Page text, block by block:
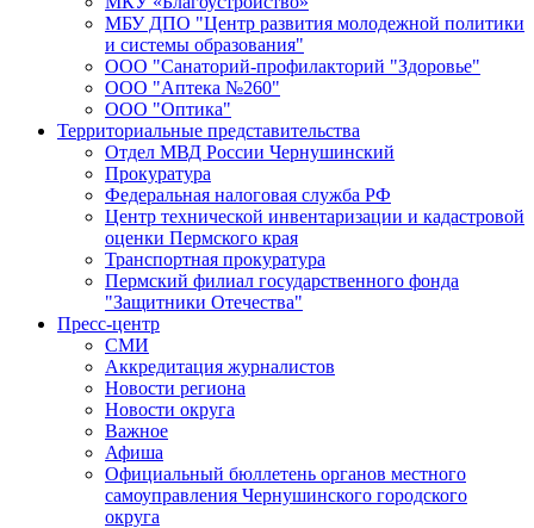
МБУ ДПО "Центр развития молодежной политики
и системы образования"
ООО "Санаторий-профилакторий "Здоровье"
ООО "Аптека №260"
ООО "Оптика"
Территориальные представительства
Отдел МВД России Чернушинский
Прокуратура
Федеральная налоговая служба РФ
Центр технической инвентаризации и кадастровой
оценки Пермского края
Транспортная прокуратура
Пермский филиал государственного фонда
"Защитники Отечества"
Пресс-центр
СМИ
Аккредитация журналистов
Новости региона
Новости округа
Важное
Афиша
Официальный бюллетень органов местного
самоуправления Чернушинского городского
округа